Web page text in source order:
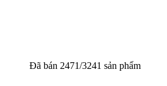
Đã bán 2471/3241 sản phẩm